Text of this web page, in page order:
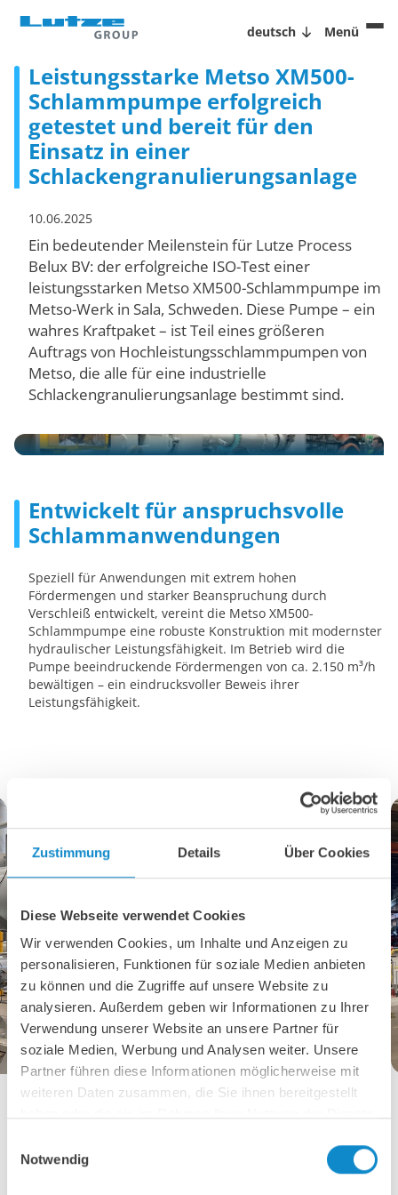
Zustimmung Details Über Cookies
Diese Webseite verwendet Cookies
Wir verwenden Cookies, um Inhalte und Anzeigen zu
personalisieren, Funktionen für soziale Medien anbieten
zu können und die Zugriffe auf unsere Website zu
analysieren. Außerdem geben wir Informationen zu Ihrer
Verwendung unserer Website an unsere Partner für
soziale Medien, Werbung und Analysen weiter. Unsere
Partner führen diese Informationen möglicherweise mit
weiteren Daten zusammen, die Sie ihnen bereitgestellt
Notwendig
deutsch Menü
Leistungsstarke Metso XM500-
Schlammpumpe erfolgreich
getestet und bereit für den
Einsatz in einer
Schlackengranulierungsanlage
10.06.2025
Ein bedeutender Meilenstein für Lutze Process
Belux BV: der erfolgreiche ISO-Test einer
leistungsstarken Metso XM500-Schlammpumpe im
Metso-Werk in Sala, Schweden. Diese Pumpe – ein
wahres Kraftpaket – ist Teil eines größeren
Auftrags von Hochleistungsschlammpumpen von
Metso, die alle für eine industrielle
Schlackengranulierungsanlage bestimmt sind.
Entwickelt für anspruchsvolle
Schlammanwendungen
Speziell für Anwendungen mit extrem hohen
Fördermengen und starker Beanspruchung durch
Verschleiß entwickelt, vereint die Metso XM500-
Schlammpumpe eine robuste Konstruktion mit modernster
hydraulischer Leistungsfähigkeit. Im Betrieb wird die
Pumpe beeindruckende Fördermengen von ca. 2.150 m³/h
bewältigen – ein eindrucksvoller Beweis ihrer
Leistungsfähigkeit.
Werkstest der Metso XM500-Pumpe